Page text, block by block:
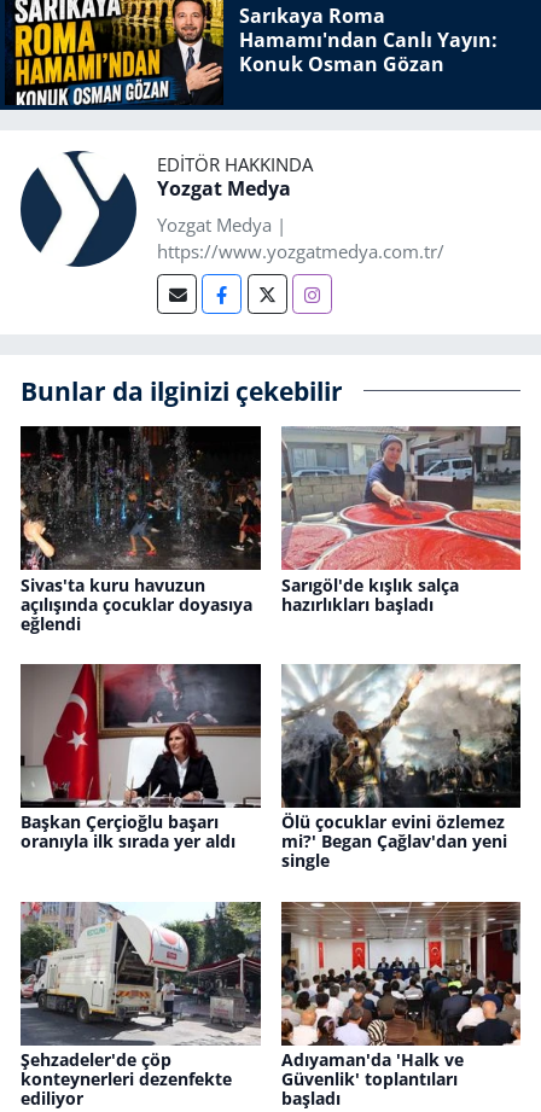
Sarıkaya Roma
Hamamı'ndan Canlı Yayın:
Konuk Osman Gözan
EDITÖR HAKKINDA
Yozgat Medya
Yozgat Medya |
https://www.yozgatmedya.com.tr/
Bunlar da ilginizi çekebilir
Sivas'ta kuru havuzun
açılışında çocuklar doyasıya
eğlendi
Sarıgöl'de kışlık salça
hazırlıkları başladı
Başkan Çerçioğlu başarı
oranıyla ilk sırada yer aldı
Ölü çocuklar evini özlemez
mi?' Began Çağlav'dan yeni
single
Şehzadeler'de çöp
konteynerleri dezenfekte
ediliyor
Adıyaman'da 'Halk ve
Güvenlik' toplantıları
başladı